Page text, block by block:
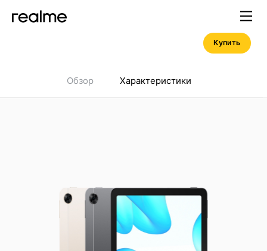
Обзор Характеристики
Купить